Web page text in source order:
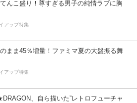
んこ盛り！尊すぎる男子の純情ラブに胸
アップ特集
まま45％増量！ファミマ夏の大盤振る舞
アップ特集
、自ら描いた”レトロフューチャ